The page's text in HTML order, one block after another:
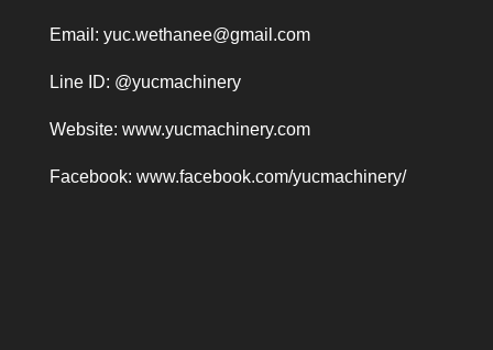
Email: yuc.wethanee@gmail.com
Line ID: @yucmachinery
Website: www.yucmachinery.com
Facebook: www.facebook.com/yucmachinery/